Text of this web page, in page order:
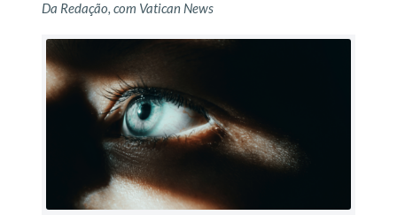
Da Redação, com Vatican News